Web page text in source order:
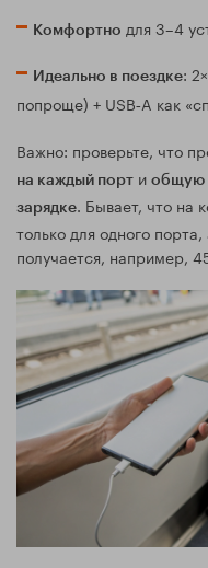
Комфортно для 3–4
Идеально в поездке:
попроще) + USB‑A как
Важно: проверьте, что
на каждый порт и общую
зарядке. Бывает, что на
только для одного
получается, например,